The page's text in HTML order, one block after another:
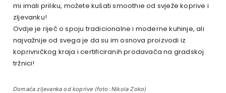
mi imali priliku, možete kušati smoothie od svježe koprive i
zljevanku!
Ovdje je riječ o spoju tradicionalne i moderne kuhinje, ali
najvažnije od svega je da su im osnova proizvodi iz
koprivničkog kraja i certificiranih prodavača na gradskoj
tržnici!
Domaća zljevanka od koprive (foto: Nikola Zoko)